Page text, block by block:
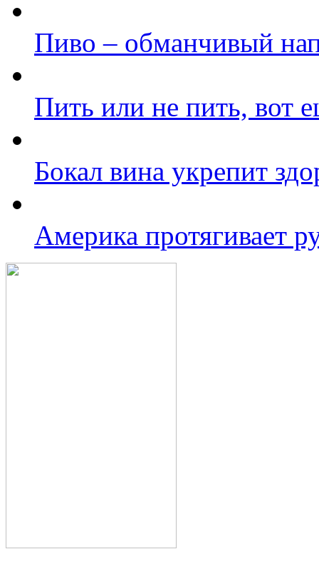
Пиво – обманчивый
Пить или не пить, вот
Бокал вина укрепит
Америка протягивает